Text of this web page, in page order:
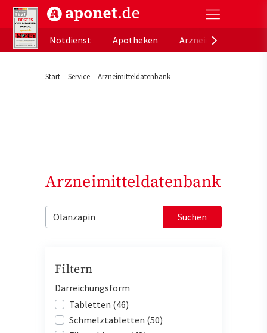
aponet.de - Das offizielle Gesundheitsportal der
Notdienst
Apotheken
Start Service Arzneimitteldatenbank
Arzneimitteldatenbank
Suchen
Filtern
Darreichungsform
Tabletten (46)
Schmelztabletten (50)